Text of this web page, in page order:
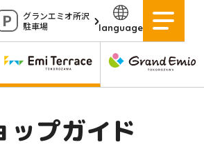
グランエミオ所沢
駐車場
language
ショップニュース ショップガイド
ップガイド